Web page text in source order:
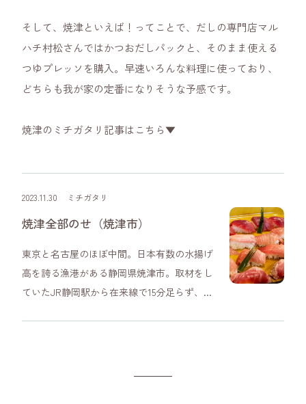
そして、焼津といえば！ってことで、だしの専門店マル
ハチ村松さんではかつおだしパックと、そのまま使える
つゆプレッソを購入。早速いろんな料理に使っており、
どちらも我が家の定番になりそうな予感です。
焼津のミチガタリ記事はこちら▼
2023.11.30 ミチガタリ
焼津全部のせ（焼津市）
東京と名古屋のほぼ中間。日本有数の水揚げ
高を誇る漁港がある静岡県焼津市。取材をし
ていたJR静岡駅から在来線で15分足らず、...